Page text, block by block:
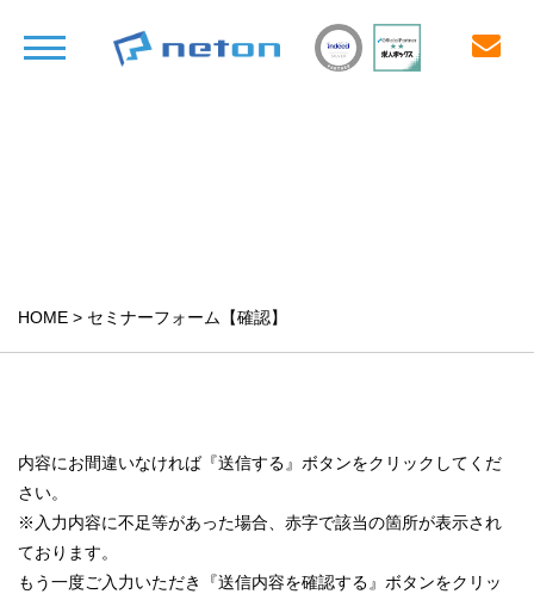
HOME > セミナーフォーム【確認】
内容にお間違いなければ『送信する』ボタンをクリックしてくだ
さい。
※入力内容に不足等があった場合、赤字で該当の箇所が表示され
ております。
もう一度ご入力いただき『送信内容を確認する』ボタンをクリッ